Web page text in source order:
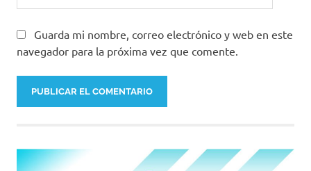
Guarda mi nombre, correo electrónico y web en este
navegador para la próxima vez que comente.